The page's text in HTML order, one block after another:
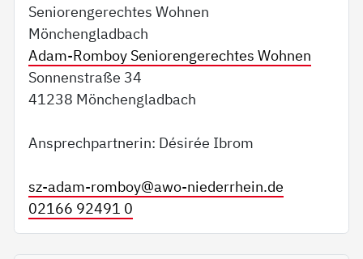
Seniorengerechtes Wohnen
Mönchengladbach
Adam-Romboy Seniorengerechtes Wohnen
Sonnenstraße 34
41238 Mönchengladbach
Ansprechpartnerin: Désirée Ibrom
sz-adam-romboy@awo-niederrhein.de
02166 92491 0